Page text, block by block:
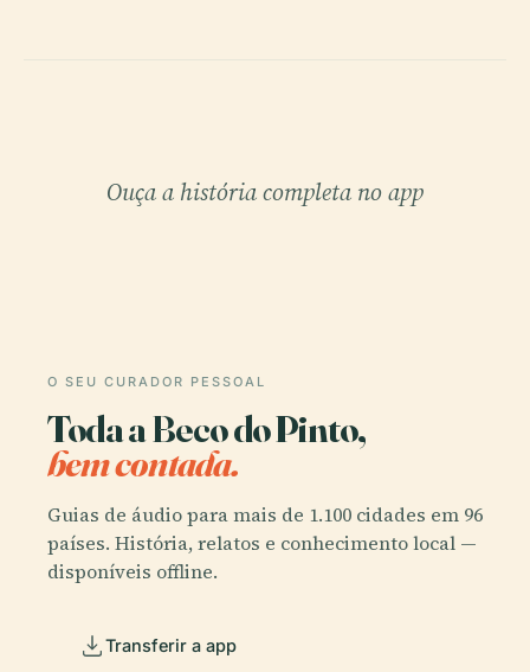
Ouça a história completa no app
O SEU CURADOR PESSOAL
Toda a Beco do Pinto,
bem contada.
Guias de áudio para mais de 1.100 cidades em 96
países. História, relatos e conhecimento local —
disponíveis offline.
Transferir a app